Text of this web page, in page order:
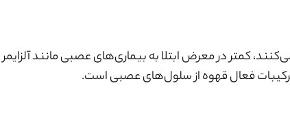
کمتر در معرض ابتلا به بیماری‌های عصبی مانند
ترکیبات فعال قهوه از سلول‌های عصبی است.